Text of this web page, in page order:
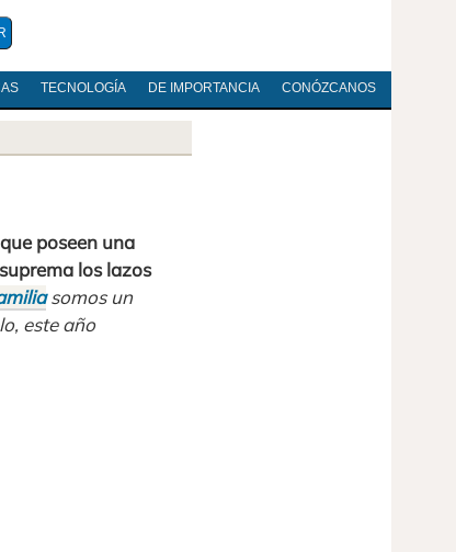
TECNOLOGÍA DE IMPORTANCIA CONÓZCANOS
poseen una
los lazos
somos un
este año